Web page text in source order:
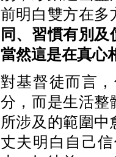
前明白雙方在多
同、習慣有別
當然這是在真心
對基督徒而言
分，而是生活整
所涉及的範圍
丈夫明白自己